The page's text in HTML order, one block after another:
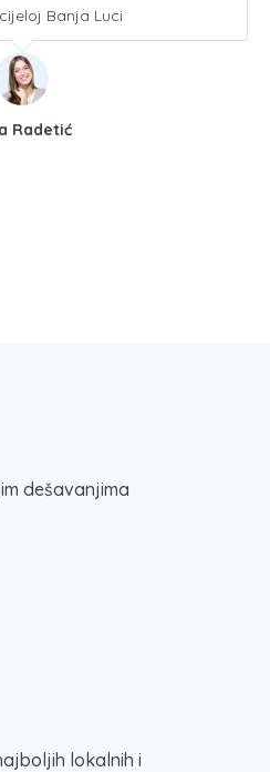
Banja Luci
Radetić
dešavanjima
lokalnih i